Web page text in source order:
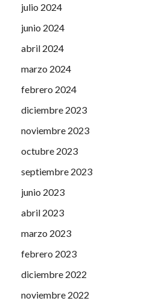
julio 2024
junio 2024
abril 2024
marzo 2024
febrero 2024
diciembre 2023
noviembre 2023
octubre 2023
septiembre 2023
junio 2023
abril 2023
marzo 2023
febrero 2023
diciembre 2022
noviembre 2022